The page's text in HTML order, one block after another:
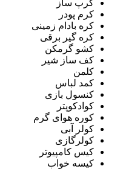
کرپ ساز
کرم پودر
کره بادام زمینی
کره گیر برقی
کشو گرمکن
کف ساز شیر
کلمن
کمد لباس
کنسول بازی
کوادکوپتر
کوره هوای گرم
کولر آبی
کولرگازی
کیس کامپیوتر
کیسه خواب